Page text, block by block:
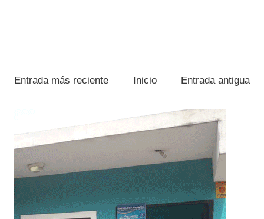
Entrada más reciente Entrada antigua
Inicio